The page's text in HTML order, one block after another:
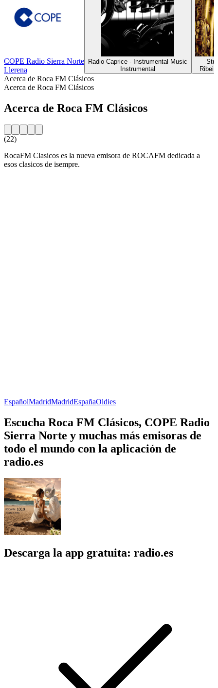
COPE Radio Sierra Norte
Llerena
Radio Caprice - Instrumental Music
Instrumental
Acerca de Roca FM Clásicos
Acerca de Roca FM Clásicos
Acerca de Roca FM Clásicos
(22)
RocaFM Clasicos es la nueva emisora de ROCAFM dedicada a
esos clasicos de isempre.
EspañolMadridMadridEspañaOldies
Escucha Roca FM Clásicos, COPE Radio
Sierra Norte y muchas más emisoras de
todo el mundo con la aplicación de
radio.es
Descarga la app gratuita: radio.es